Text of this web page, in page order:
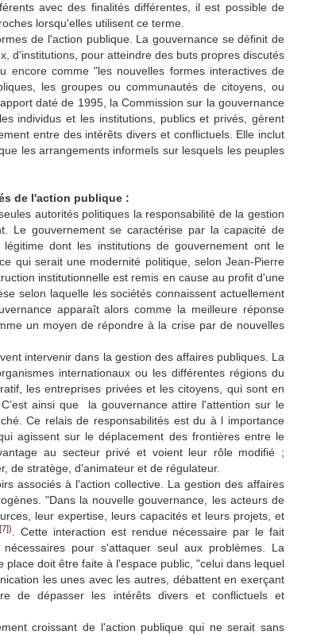
avec des finalités différentes, il est possible de
lorsqu'elles utilisent ce terme.
de l'action publique. La gouvernance se définit de
d'institutions, pour atteindre des buts propres discutés
encore comme "les nouvelles formes interactives de
les groupes ou communautés de citoyens, ou
daté de 1995, la Commission sur la gouvernance
individus et les institutions, publics et privés, gèrent
entre des intérêts divers et conflictuels. Elle inclut
les arrangements informels sur lesquels les peuples
de l'action publique :
autorités politiques la responsabilité de la gestion
Le gouvernement se caractérise par la capacité de
dont les institutions de gouvernement ont le
qui serait une modernité politique, selon Jean-Pierre
institutionnelle est remis en cause au profit d'une
selon laquelle les sociétés connaissent actuellement
apparaît alors comme la meilleure réponse
un moyen de répondre à la crise par de nouvelles
intervenir dans la gestion des affaires publiques. La
internationaux ou les différentes régions du
les entreprises privées et les citoyens, qui sont en
ainsi que la gouvernance attire l'attention sur le
Ce relais de responsabilités est du à l importance
agissent sur le déplacement des frontières entre le
au secteur privé et voient leur rôle modifié ;
de stratège, d'animateur et de régulateur.
associés à l'action collective. La gestion des affaires
"Dans la nouvelle gouvernance, les acteurs de
leur expertise, leurs capacités et leurs projets, et
[7])
. Cette interaction est rendue nécessaire par le fait
pour s'attaquer seul aux problèmes. La
doit être faite à l'espace public, "celui dans lequel
les unes avec les autres, débattent en exerçant
de dépasser les intérêts divers et conflictuels et
croissant de l'action publique qui ne serait sans